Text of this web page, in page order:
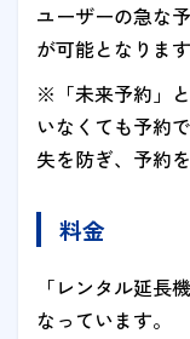
ユーザーの急な
が可能となります
※「未来予約」
いなくても予約
失を防ぎ、予約
料金
「レンタル延長
なっています。